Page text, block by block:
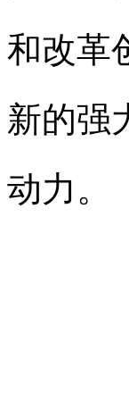
和改革
新的强
动力。